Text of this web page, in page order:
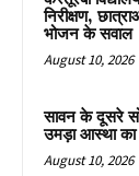
निरीक्षण,
भोजन के सवाल
August 10, 2026
सावन के दूसरे
उमड़ा आस्था
August 10, 2026